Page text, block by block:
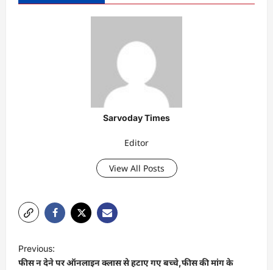
Sarvoday Times
Editor
View All Posts
o
Previous:
फीस न देने पर ऑनलाइन क्लास से हटाए गए बच्चे,फीस की मांग के